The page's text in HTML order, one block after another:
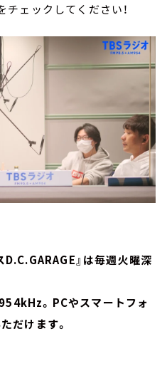
チェックしてください！
』は毎週火曜深
。PCやスマートフォ
だけます。